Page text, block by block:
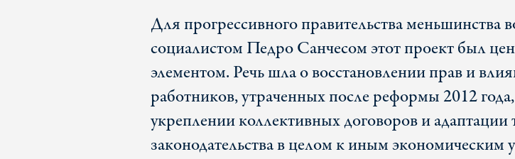
Для прогрессивного правительства меньшинства
социалистом Педро Санчесом этот проект был
элементом. Речь шла о восстановлении прав и
работников, утраченных после реформы 2012 года,
укреплении коллективных договоров и адаптации
законодательства в целом к иным экономическим